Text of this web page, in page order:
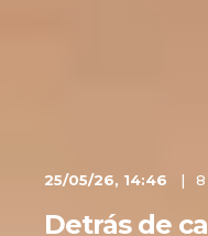
25/05/26, 14:46
Detrás de